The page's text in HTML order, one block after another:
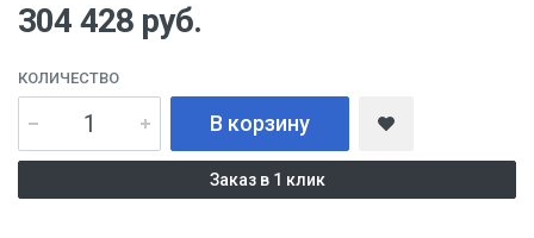
304 428 руб.
КОЛИЧЕСТВО
В корзину
Заказ в 1 клик